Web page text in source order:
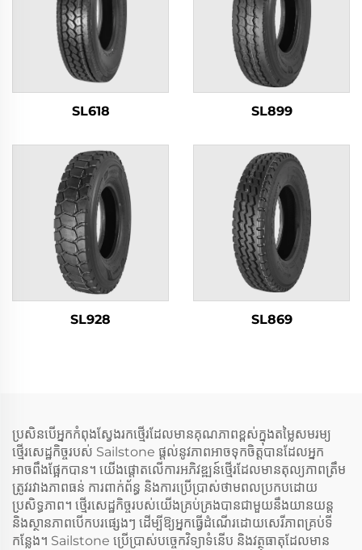
SL618 SL899
SL928 SL869
ប្រសិនបើអ្នកកំពុងស្វែងរកថ្មើរដែលមានគុណភាពខ្ពស់ក្នុងតម្លៃសមរម្យ
ថ្មើរសេដ្ឋកិច្ចរបស់ Sailstone ផ្តល់នូវភាពអាចទុកចិត្តបានដែលអ្នក
អាចពឹងផ្អែកបាន។ យើងផ្តោតលើការអភិវឌ្ឍន៍ថ្មើរដែលមានតុល្យភាពត្រឹម
ត្រូវរវាងភាពធន់ ការពាក់ព័ន្ធ និងការប្រើប្រាស់ថាមពលប្រកបដោយ
ប្រសិទ្ធភាព។ ថ្មើរសេដ្ឋកិច្ចរបស់យើងគ្រប់គ្រងបានជាមួយនឹងយានយន្ត
និងស្ថានភាពបើកបរផ្សេងៗ ដើម្បីឱ្យអ្នកធ្វើដំណើរដោយសេរីភាពគ្រប់ទី
កន្លែង។ Sailstone ប្រើប្រាស់បច្ចេកវិទ្យាទំនើប និងវត្ថុធាតុដែលមាន